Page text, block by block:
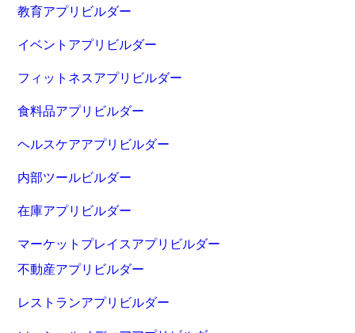
教育アプリビルダー
イベントアプリビルダー
フィットネスアプリビルダー
食料品アプリビルダー
ヘルスケアアプリビルダー
内部ツールビルダー
在庫アプリビルダー
マーケットプレイスアプリビルダー
不動産アプリビルダー
レストランアプリビルダー